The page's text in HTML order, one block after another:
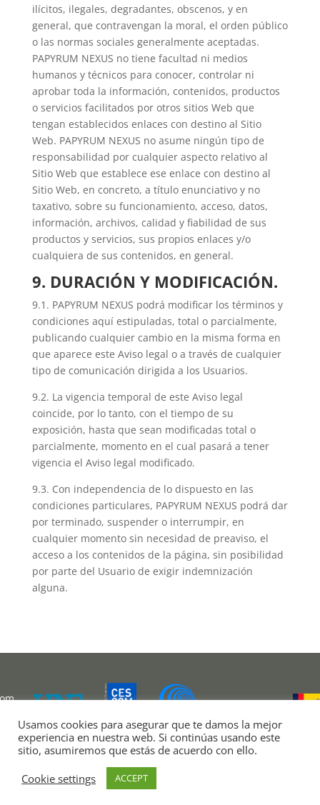
ilícitos, ilegales, degradantes, obscenos, y en
general, que contravengan la moral, el orden público
o las normas sociales generalmente aceptadas.
PAPYRUM NEXUS no tiene facultad ni medios
humanos y técnicos para conocer, controlar ni
aprobar toda la información, contenidos, productos
o servicios facilitados por otros sitios Web que
tengan establecidos enlaces con destino al Sitio
Web. PAPYRUM NEXUS no asume ningún tipo de
responsabilidad por cualquier aspecto relativo al
Sitio Web que establece ese enlace con destino al
Sitio Web, en concreto, a título enunciativo y no
taxativo, sobre su funcionamiento, acceso, datos,
información, archivos, calidad y fiabilidad de sus
productos y servicios, sus propios enlaces y/o
cualquiera de sus contenidos, en general.
9. DURACIÓN Y MODIFICACIÓN.
9.1. PAPYRUM NEXUS podrá modificar los términos y
condiciones aquí estipuladas, total o parcialmente,
publicando cualquier cambio en la misma forma en
que aparece este Aviso legal o a través de cualquier
tipo de comunicación dirigida a los Usuarios.
9.2. La vigencia temporal de este Aviso legal
coincide, por lo tanto, con el tiempo de su
exposición, hasta que sean modificadas total o
parcialmente, momento en el cual pasará a tener
vigencia el Aviso legal modificado.
9.3. Con independencia de lo dispuesto en las
condiciones particulares, PAPYRUM NEXUS podrá dar
por terminado, suspender o interrumpir, en
cualquier momento sin necesidad de preaviso, el
acceso a los contenidos de la página, sin posibilidad
por parte del Usuario de exigir indemnización
alguna.
Copyright © Papyrum 2026 ·
Usamos cookies para asegurar que te damos la mejor
experiencia en nuestra web. Si continúas usando este
sitio, asumiremos que estás de acuerdo con ello.
Cookie settings
ACCEPT